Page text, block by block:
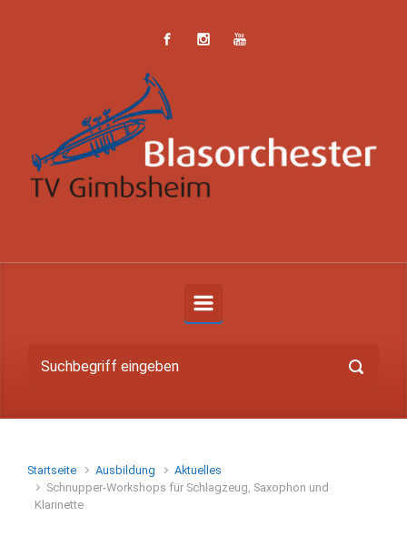
Startseite Ausbildung
Aktuelles
Schnupper-Workshops für Schlagzeug, Saxophon und
Klarinette